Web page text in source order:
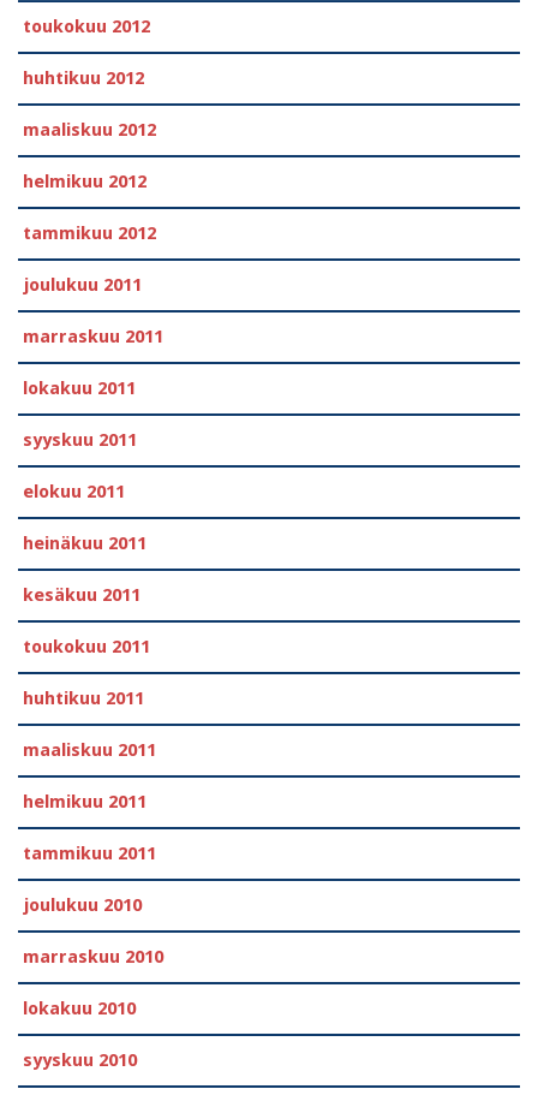
toukokuu 2012
huhtikuu 2012
maaliskuu 2012
helmikuu 2012
tammikuu 2012
joulukuu 2011
marraskuu 2011
lokakuu 2011
syyskuu 2011
elokuu 2011
heinäkuu 2011
kesäkuu 2011
toukokuu 2011
huhtikuu 2011
maaliskuu 2011
helmikuu 2011
tammikuu 2011
joulukuu 2010
marraskuu 2010
lokakuu 2010
syyskuu 2010